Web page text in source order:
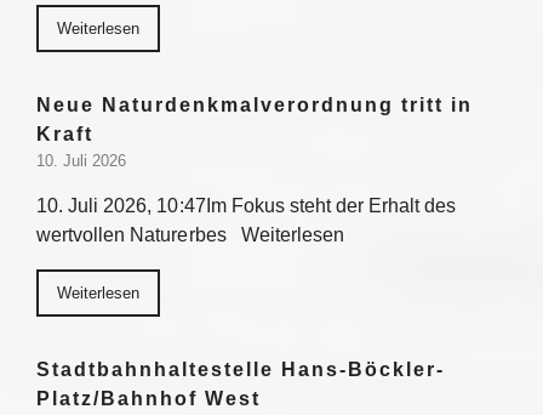
Weiterlesen
Neue Naturdenkmalverordnung tritt in
Kraft
10. Juli 2026
10. Juli 2026, 10:47Im Fokus steht der Erhalt des
wertvollen Naturerbes Weiterlesen
Weiterlesen
Stadtbahnhaltestelle Hans-Böckler-
Platz/Bahnhof West